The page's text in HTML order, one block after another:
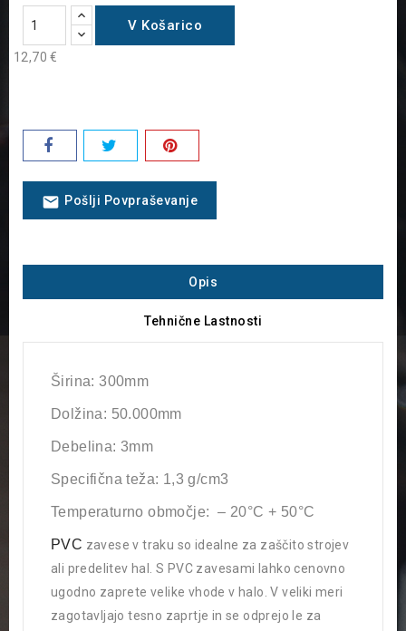
V Košarico
12,70 €
email Pošlji Povpraševanje
Opis
Tehnične Lastnosti
Širina: 300mm
Dolžina: 50.000mm
Debelina: 3mm
Specifična teža: 1,3 g/cm3
Temperaturno območje: – 20°C + 50°C
PVC zavese v traku so idealne za zaščito strojev
ali predelitev hal. S PVC zavesami lahko cenovno
ugodno zaprete velike vhode v halo. V veliki meri
zagotavljajo tesno zaprtje in se odprejo le za